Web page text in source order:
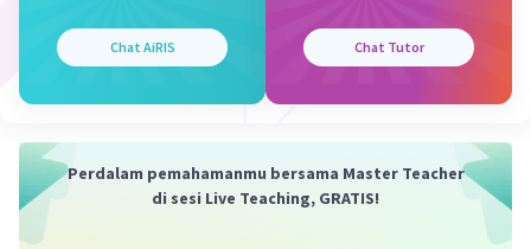
dengan pola berulang sebagai berikut.
103,
88-7 = 81,
81-4 = 77,
Chat AiRIS Chat Tutor
Perdalam pemahamanmu bersama Master Teacher
di sesi Live Teaching, GRATIS!